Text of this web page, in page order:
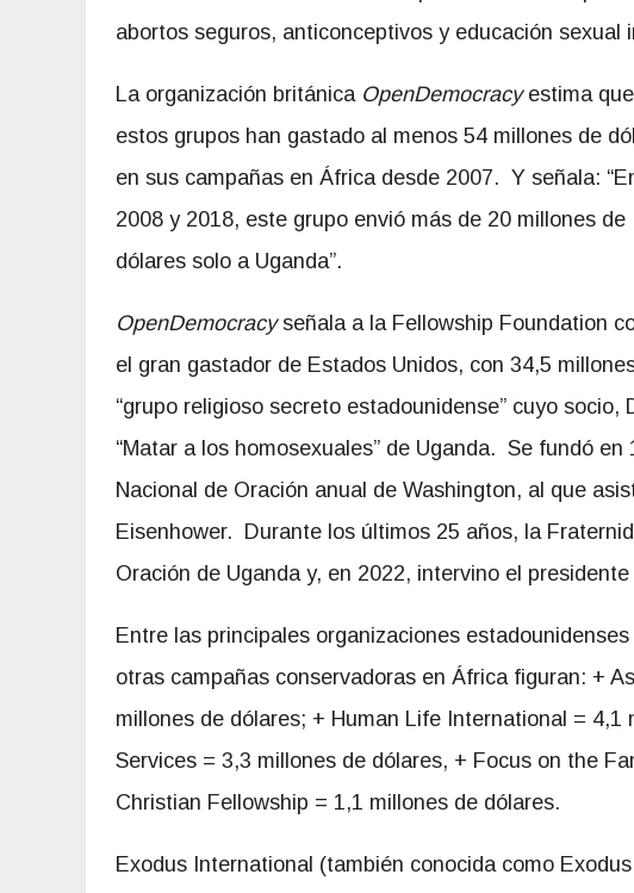
abortos seguros, anticonceptivos y educación sexual
La organización británica OpenDemocracyestima que
estos grupos han gastado al menos 54 millones de
en sus campañas en África desde 2007. Y señala:
2008 y 2018, este grupo envió más de 20 millones de
dólares solo a Uganda”.
OpenDemocracyseñala a la Fellowship Foundation
el gran gastador de Estados Unidos, con 34,5
“grupo religioso secreto estadounidense” cuyo
“Matar a los homosexuales” de Uganda. Se fundó
Nacional de Oración anual de Washington, al que
Eisenhower. Durante los últimos 25 años, la
Oración de Uganda y, en 2022, intervino el presidente
Entre las principales organizaciones
otras campañas conservadoras en África figuran: +
millones de dólares; + Human Life International =
Services = 3,3 millones de dólares, + Focus on the
Christian Fellowship = 1,1 millones de dólares.
Exodus International (también conocida como